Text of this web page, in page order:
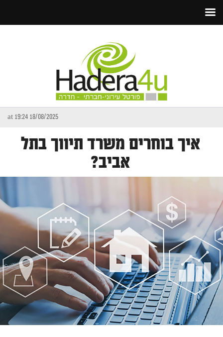
18/08/2025 at 19:24
איך בוחרים משרד תיווך בתל
אביב?